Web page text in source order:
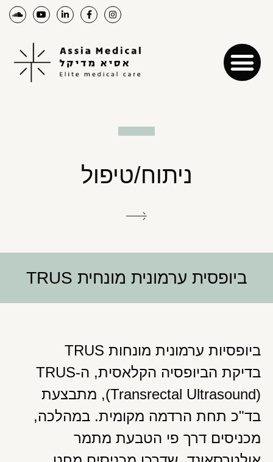
ניתוח/טיפול
ביופסית ערמונית מונחית TRUS
ביופסיות ערמונית מונחות TRUS
בדיקת הביופסיה הקלאסית, ה-TRUS
(Transrectal Ultrasound), מתבצעת
בד"כ תחת הרדמה מקומית. במהלכה,
מכניסים דרך פי הטבעת מתמר